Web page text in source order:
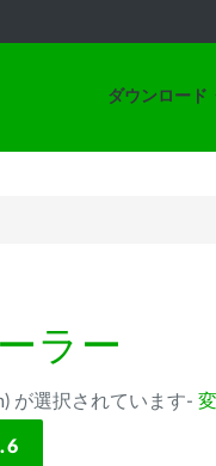
ダウンロード
ラー
が選択されています-